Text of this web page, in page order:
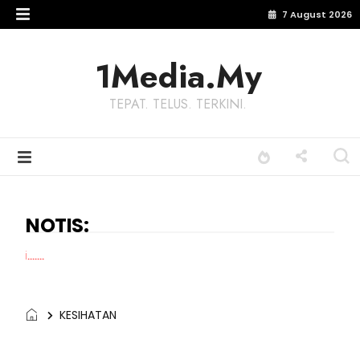
7 August 2026
1Media.My
TEPAT. TELUS. TERKINI.
NOTIS:
KESIHATAN